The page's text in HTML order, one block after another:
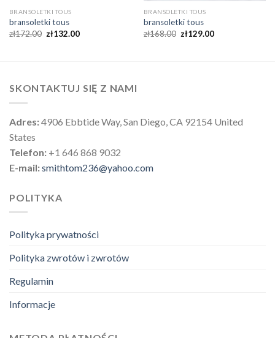
BRANSOLETKI TOUS
bransoletki tous
zł172.00 zł132.00
BRANSOLETKI TOUS
bransoletki tous
zł168.00 zł129.00
SKONTAKTUJ SIĘ Z NAMI
Adres:4906 Ebbtide Way, San Diego, CA 92154 United
States
Telefon: +1 646 868 9032
E-mail:smithtom236@yahoo.com
POLITYKA
Polityka prywatności
Polityka zwrotów i zwrotów
Regulamin
Informacje